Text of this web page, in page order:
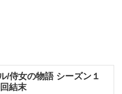
/侍女の物語 シーズン１
結末